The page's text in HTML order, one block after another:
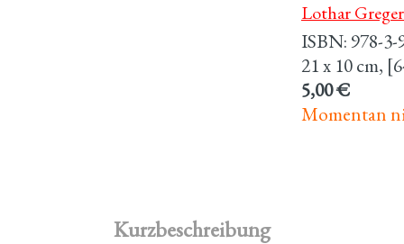
Lothar Greger
ISBN: 978-3-
21 x 10 cm,
5,00 €
Momentan
Kurzbeschreibung